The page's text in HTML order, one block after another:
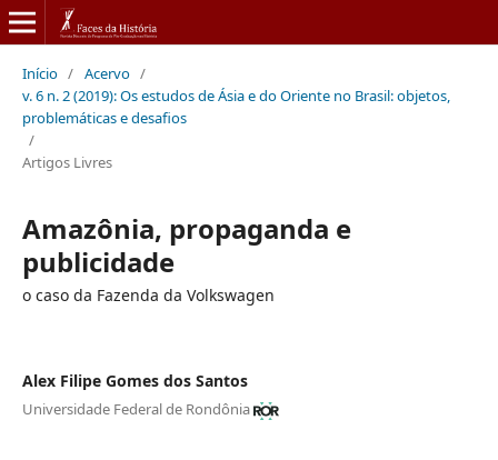
Início / Acervo /
v. 6 n. 2 (2019): Os estudos de Ásia e do Oriente no Brasil: objetos,
problemáticas e desafios
/
Artigos Livres
Amazônia, propaganda e
publicidade
o caso da Fazenda da Volkswagen
Alex Filipe Gomes dos Santos
Universidade Federal de Rondônia